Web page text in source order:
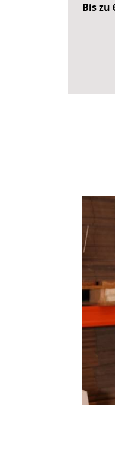
Bis zu